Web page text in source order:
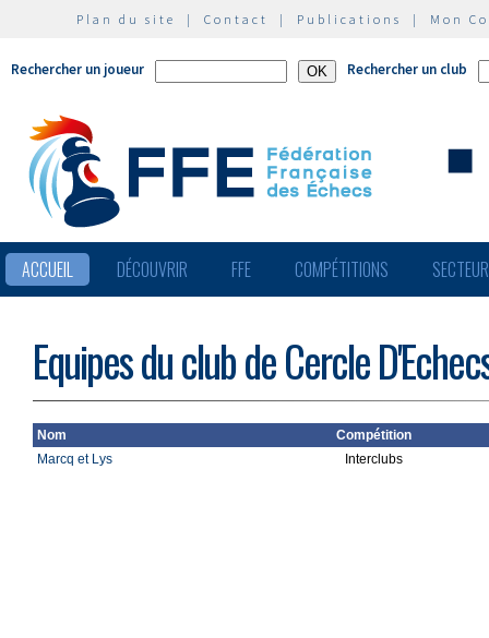
Plan du site | Contact | Publications | Mon
Rechercher un joueur Rechercher un club
ACCUEIL DÉCOUVRIR FFE COMPÉTITIONS
Equipes du club de Cercle
Nom
Compétition
Marcq et Lys
Interclubs